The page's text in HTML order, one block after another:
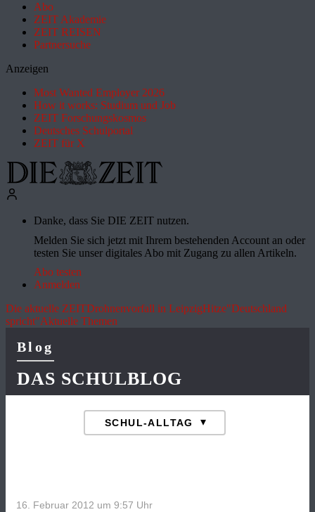
Abo
ZEIT Akademie
ZEIT REISEN
Partnersuche
Anzeigen
Most Wanted Employer 2026
How it works: Studium und Job
ZEIT Forschungskosmos
Deutsches Schulportal
ZEIT für X
Danke, dass Sie DIE ZEIT nutzen.
Melden Sie sich jetzt mit Ihrem bestehenden Account an oder
testen Sie unser digitales Abo mit Zugang zu allen Artikeln.
Abo testen
Anmelden
Die aktuelle ZEITDrohnenvorfall in LeipzigHitze"Deutschland
spricht"Aktuelle Themen
Blog
DAS SCHULBLOG
16. Februar 2012 um 9:57 Uhr